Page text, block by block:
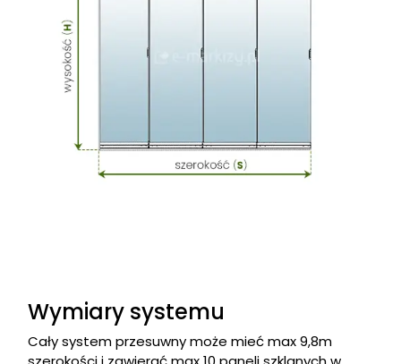
Wymiary systemu
Cały system przesuwny może mieć max 9,8m